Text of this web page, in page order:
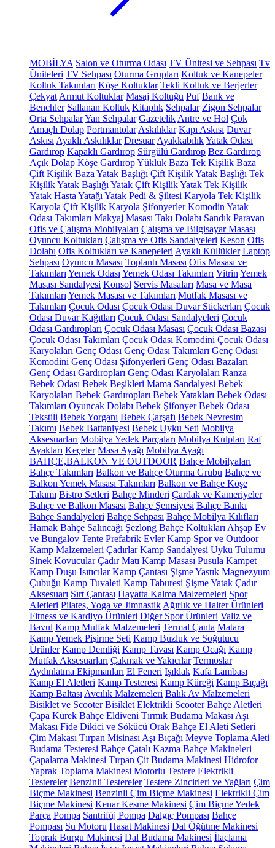
MOBİLYA Salon ve Oturma Odası TV Ünitesi ve Sehpası Tv
Üniteleri TV Sehpası Oturma Grupları Koltuk ve Kanepeler
Koltuk Takımları Köşe Koltuklar Tekli Koltuk ve Berjerler
Çekyat Armut Koltuklar Masaj Koltuğu Puf Bank ve
Benchler Sallanan Koltuk Kitaplık Sehpalar Zigon Sehpalar
Orta SehpalarYan Sehpalar Gazetelik Antre ve Hol Çok
Amaçlı Dolap Portmantolar Askılıklar Kapı Askısı Duvar
Askısı Ayaklı Askılıklar Dresuar AyakkabılıkYatak Odası
Gardırop Kapaklı Gardırop Sürgülü Gardırop Bez Gardırop
Açık Dolap Köşe GardıropYüklük Baza Tek Kişilik Baza
Çift Kişilik Baza Yatak Başlığı Çift Kişilik Yatak Başlığı Tek
Kişilik Yatak Başlığı Yatak Çift Kişilik Yatak Tek Kişilik
Yatak Hasta Yatağı Yatak Pedi & Şiltesi Karyola Tek Kişilik
Karyola Çift Kişilik Karyola Şifonyerler Komodin Yatak
Odası Takımları Makyaj Masası Takı Dolabı Sandık Paravan
Ofis ve Çalışma Mobilyaları Çalışma ve Bilgisayar Masası
Oyuncu Koltukları Çalışma ve Ofis Sandalyeleri Keson Ofis
Dolabı Ofis Koltukları ve Kanepeleri Ayaklı Küllükler Laptop
Sehpası Oyuncu Masası Toplantı Masası Ofis Masası ve
Takımları Yemek Odası Yemek Odası Takımları Vitrin Yemek
Masası Sandalyesi Konsol Servis Masaları Masa ve Masa
Takımları Yemek Masası ve Takımları Mutfak Masası ve
Takımları Çocuk Odası Çocuk Odası Duvar Stickerları Çocuk
Odası Duvar Kağıtları Çocuk Odası Sandalyeleri Çocuk
Odası Gardıropları Çocuk Odası Masası Çocuk Odası Bazası
Çocuk Odası Takımları Çocuk Odası Komodini Çocuk Odası
Karyolaları Genç Odası Genç Odası Takımları Genç Odası
Komodini Genç Odası Şifonyerleri Genç Odası Bazaları
Genç Odası Gardıropları Genç Odası Karyolaları Ranza
Bebek Odası Bebek Beşikleri Mama Sandalyesi Bebek
Karyolaları Bebek Gardıropları Bebek Yatakları Bebek Odası
Takımları Oyuncak Dolabı Bebek Şifonyer Bebek Odası
Tekstili Bebek Yorganı Bebek Çarşafı Bebek Nevresim
Takımı Bebek Battaniyesi Bebek Uyku Seti Mobilya
Aksesuarları Mobilya Yedek Parçaları Mobilya Kulpları Raf
Ayakları Keçeler Masa Ayağı Mobilya Ayağı
BAHÇE,BALKON VE OUTDOOR Bahçe Mobilyaları
Bahçe Takımları Balkon ve Bahçe Oturma Grubu Bahçe ve
Balkon Yemek Masası Takımları Balkon ve Bahçe Köşe
Takımı Bistro Setleri Bahçe Minderi Çardak ve Kameriyeler
Bahçe ve Balkon Masası Bahçe Şemsiyesi Bahçe Bankı
Bahçe Sandalyeleri Bahçe Sehpası Bahçe Mobilya Kılıfları
Hamak Bahçe Salıncağı Şezlong Bahçe Koltukları Ahşap Ev
ve Bungalov Tente Prefabrik Evler Kamp Spor ve Outdoor
Kamp Malzemeleri Çadırlar Kamp Sandalyesi Uyku Tulumu
Sinek Kovucular Çadır Matı Kamp Masası Pusula Kampet
Kamp Duşu Isıtıcılar Kamp Çantası Şişme Yastık Magnezyum
Çubuğu Kamp Tuvaleti Kamp Taburesi Şişme Yatak Çadır
Aksesuarı Sırt Çantası Hayatta Kalma Malzemeleri Spor
Aletleri Pilates, Yoga ve Jimnastik Ağırlık ve Halter Ürünleri
Fitness ve Kardiyo Ürünleri Diğer Spor Ürünleri Valiz ve
Bavul Kamp Mutfak Malzemeleri Termal Çanta Matara
Kamp Yemek Pişirme Seti Kamp Buzluk ve Soğutucu
Ürünler Kamp Demliği Kamp Tavası Kamp Ocağı Kamp
Mutfak Aksesuarları Çakmak ve Yakıcılar Termoslar
Aydınlatma Ekipmanları El Feneri Işıldak Kafa Lambası
Kamp El Aletleri Kamp Testeresi Kamp Küreği Kamp Bıçağı
Kamp Baltası Avcılık Malzemeleri Balık Av Malzemeleri
Bisiklet ve Scooter Bisiklet Elektrikli Scooter Bahçe Aletleri
Çapa Kürek Bahçe Eldiveni Tırmık Budama Makası Aşı
Makası Fide Dikici ve Sökücü Orak Bahçe El Aleti Setleri
Çim Makası Tırpan Misinası Aşı Bıçağı Meyve Toplama Aleti
Budama Testeresi Bahçe Çatalı Kazma Bahçe Makineleri
Çapalama Makinesi Tırpan Çit Budama Makinesi Hidrofor
Yaprak Toplama Makinesi Motorlu Testere Elektrikli
Testereler Benzinli Testereler Testere Zincirleri ve Yağları Çim
Biçme Makinesi Benzinli Çim Biçme Makinesi Elektrikli Çim
Biçme Makinesi Kenar Kesme Makinesi Çim Biçme Yedek
Parça Pompa Santrifüj Pompa Dalgıç Pompası Bahçe
Pompası Su Motoru Hasat Makinesi Dal Öğütme Makinesi
Toprak Burgu Makinesi Dal Budama Makinesi İlaçlama